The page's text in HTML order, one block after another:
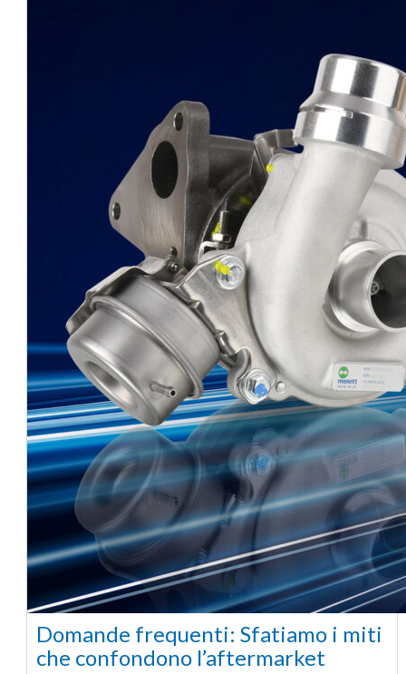
Domande frequenti: Sfatiamo i miti
che confondono l’aftermarket